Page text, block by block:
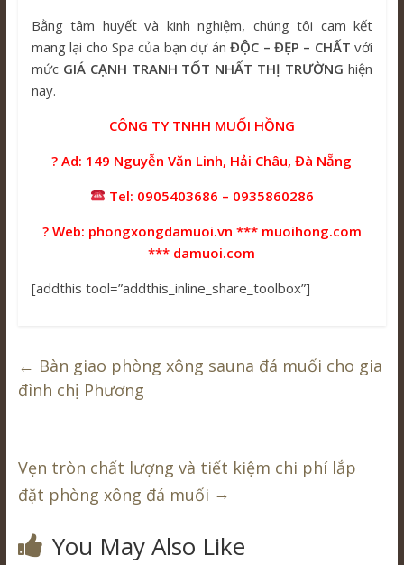
Bằng tâm huyết và kinh nghiệm, chúng tôi cam kết
mang lại cho Spa của bạn dự ánĐỘC – ĐẸP – CHẤT với
mứcGIÁ CẠNH TRANH TỐT NHẤT THỊ TRƯỜNG hiện
nay.
CÔNG TY TNHH MUỐI HỒNG
? Ad: 149 Nguyễn Văn Linh, Hải Châu, Đà Nẵng
Tel: 0905403686 – 0935860286
? Web: phongxongdamuoi.vn *** muoihong.com
*** damuoi.com
[addthis tool=”addthis_inline_share_toolbox”]
← Bàn giao phòng xông sauna đá muối cho gia
đình chị Phương
Vẹn tròn chất lượng và tiết kiệm chi phí lắp
đặt phòng xông đá muối →
You May Also Like